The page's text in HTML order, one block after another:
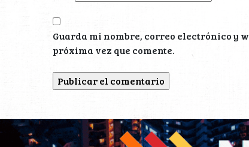
Guarda mi nombre, correo electrónico y
próxima vez que comente.